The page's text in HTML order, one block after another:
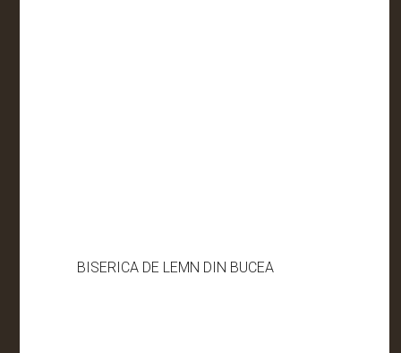
BISERICA DE LEMN DIN BUCEA